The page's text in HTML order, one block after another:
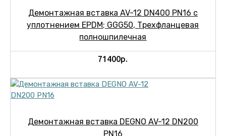
Демонтажная вставка AV-12 DN400 PN16 с
уплотнением EPDM; GGG50, Трехфланцевая
полношпилечная
71400р.
Демонтажная вставка DEGNO AV-12 DN200
PN16